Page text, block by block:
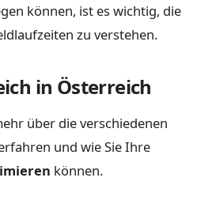
können, ist es wichtig, die
zu verstehen.
in Österreich
über die verschiedenen
und wie Sie Ihre
können.